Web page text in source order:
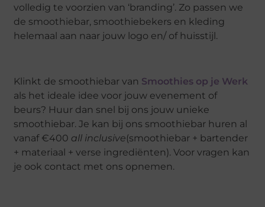
volledig te voorzien van ‘branding’. Zo passen we
de smoothiebar, smoothiebekers en kleding
helemaal aan naar jouw logo en/ of huisstijl.
Klinkt de smoothiebar van Smoothies op je Werk
als het ideale idee voor jouw evenement of
beurs? Huur dan snel bij ons jouw unieke
smoothiebar. Je kan bij ons smoothiebar huren al
vanaf €400 all inclusive(smoothiebar + bartender
+ materiaal + verse ingrediënten). Voor vragen kan
je ook contact met ons opnemen.